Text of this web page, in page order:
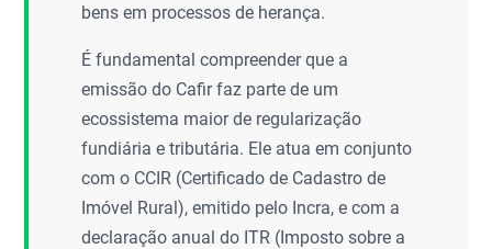
bens em processos de herança.
É fundamental compreender que a
emissão do Cafir faz parte de um
ecossistema maior de regularização
fundiária e tributária. Ele atua em conjunto
com o CCIR (Certificado de Cadastro de
Imóvel Rural), emitido pelo Incra, e com a
declaração anual do ITR (Imposto sobre a